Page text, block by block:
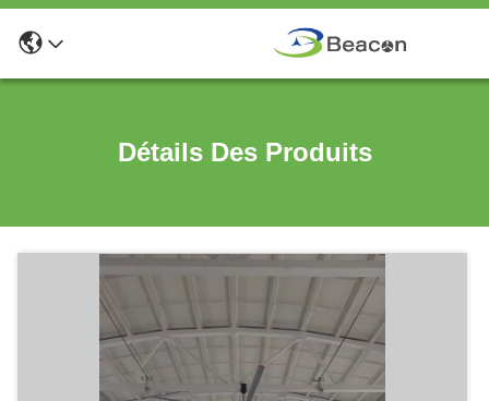
Détails Des Produits